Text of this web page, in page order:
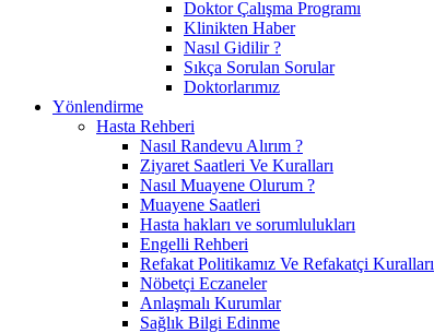
Doktor Çalışma Programı
Klinikten Haber
Nasıl Gidilir ?
Sıkça Sorulan Sorular
Doktorlarımız
Yönlendirme
Hasta Rehberi
Nasıl Randevu Alırım ?
Ziyaret Saatleri Ve Kuralları
Nasıl Muayene Olurum ?
Muayene Saatleri
Hasta hakları ve sorumlulukları
Engelli Rehberi
Refakat Politikamız Ve Refakatçi Kuralları
Nöbetçi Eczaneler
Anlaşmalı Kurumlar
Sağlık Bilgi Edinme